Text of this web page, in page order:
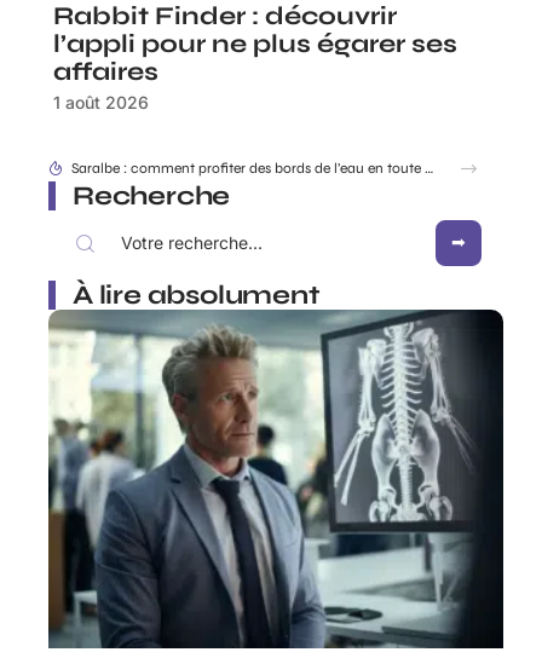
Rabbit Finder : découvrir
l’appli pour ne plus égarer ses
affaires
1 août 2026
Dracaufeu carte Rare ou ultra rare : quelles différences pour les collectionneurs ?
Recherche
À lire absolument